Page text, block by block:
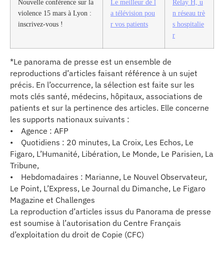
Nouvelle conférence sur la
violence 15 mars à Lyon :
inscrivez-vous !
Le meilleur de l
a télévision pou
r vos patients
Relay H, u
n réseau trè
s hospitalie
r
*Le panorama de presse est un ensemble de
reproductions d’articles faisant référence à un sujet
précis. En l’occurrence, la sélection est faite sur les
mots clés santé, médecins, hôpitaux, associations de
patients et sur la pertinence des articles. Elle concerne
les supports nationaux suivants :
• Agence : AFP
• Quotidiens : 20 minutes, La Croix, Les Echos, Le
Figaro, L’Humanité, Libération, Le Monde, Le Parisien, La
Tribune,
• Hebdomadaires : Marianne, Le Nouvel Observateur,
Le Point, L’Express, Le Journal du Dimanche, Le Figaro
Magazine et Challenges
La reproduction d’articles issus du Panorama de presse
est soumise à l’autorisation du Centre Français
d’exploitation du droit de Copie (CFC)